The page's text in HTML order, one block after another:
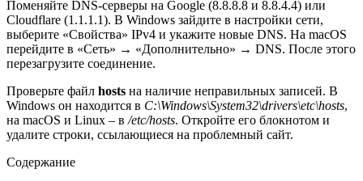
Поменяйте DNS-серверы на Google (8.8.8.8 и 8.8.4.4) или
Cloudflare (1.1.1.1). В Windows зайдите в настройки сети,
выберите «Свойства» IPv4 и укажите новые DNS. На macOS
перейдите в «Сеть» → «Дополнительно» → DNS. После этого
перезагрузите соединение.
Проверьте файл hosts на наличие неправильных записей. В
Windows он находится в C:\Windows\System32\drivers\etc\hosts,
на macOS и Linux – в /etc/hosts. Откройте его блокнотом и
удалите строки, ссылающиеся на проблемный сайт.
Содержание